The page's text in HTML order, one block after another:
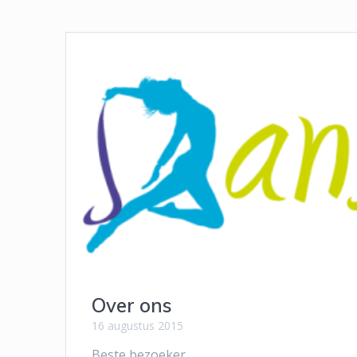
Over ons
16 augustus 2015